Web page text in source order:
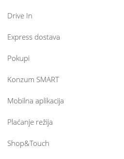
Drive In
Express dostava
Pokupi
Konzum SMART
Mobilna aplikacija
Plaćanje režija
Shop&Touch